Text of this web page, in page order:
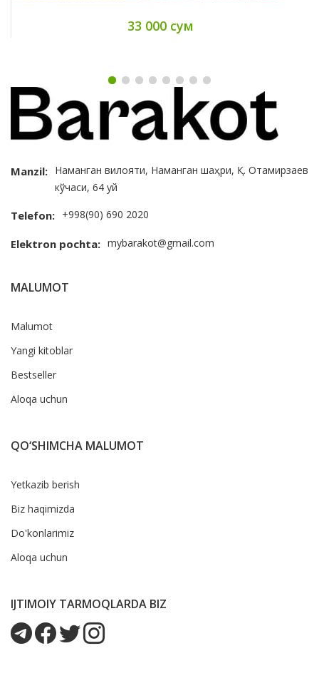
33 000 сум
Manzil: Наманган вилояти, Наманган шаҳри, Қ. Отамирзаев
кўчаси, 64 уй
Telefon: +998(90) 690 2020
Elektron pochta: mybarakot@gmail.com
MALUMOT
Malumot
Yangi kitoblar
Bestseller
Aloqa uchun
QO‘SHIMCHA MALUMOT
Yetkazib berish
Biz haqimizda
Do'konlarimiz
Aloqa uchun
IJTIMOIY TARMOQLARDA BIZ